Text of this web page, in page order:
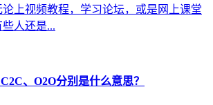
上视频教程，学习论坛，或是网上课堂
人还是...
、O2O分别是什么意思？